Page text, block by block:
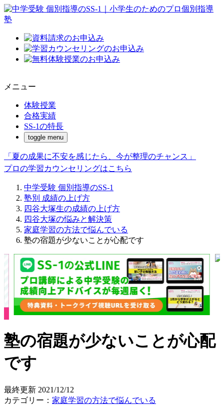
メニュー
体験授業
合格実績
SS-1の特長
toggle menu
「夏の成果に不安を感じたら、今が整理のチャンス」
プロの学習カウンセリングはこちら
中学受験 個別指導のSS-1
塾別 成績の上げ方
四谷大塚生の成績の上げ方
四谷大塚の悩みと解決策
家庭学習の方法で悩んでいる
塾の宿題が少ないことが心配です
塾の宿題が少ないことが心配
です
最終更新 2021/12/12
カテゴリー： 家庭学習の方法で悩んでいる